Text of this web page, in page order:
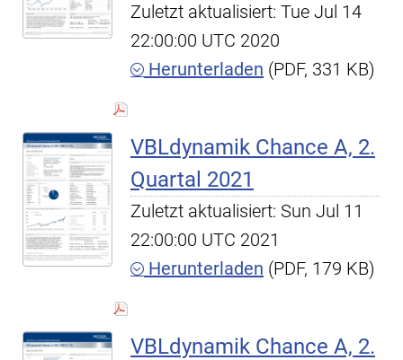
Zuletzt aktualisiert: Tue Jul 14
22:00:00 UTC 2020
Herunterladen (PDF, 331 KB)
VBLdynamik Chance A, 2.
Quartal 2021
Zuletzt aktualisiert: Sun Jul 11
22:00:00 UTC 2021
Herunterladen (PDF, 179 KB)
VBLdynamik Chance A, 2.